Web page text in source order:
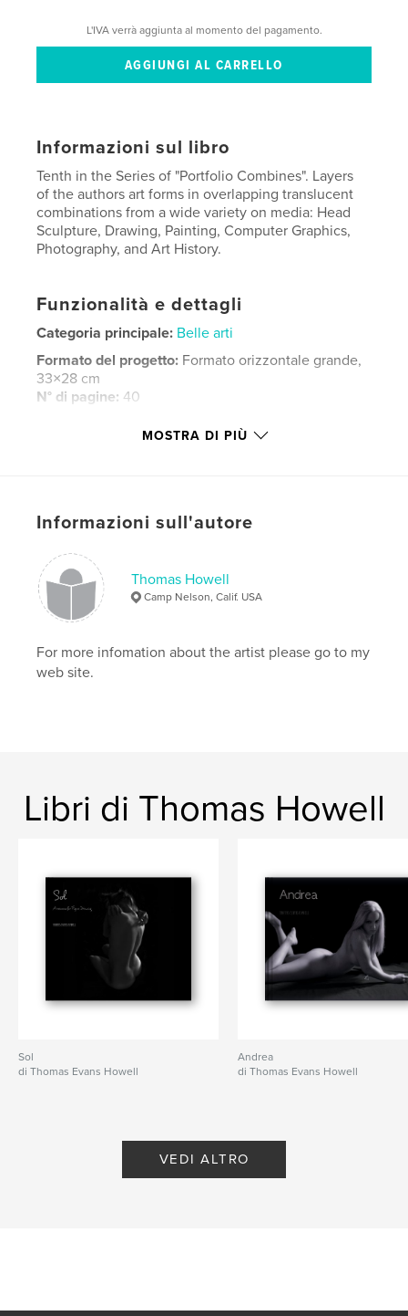
L'IVA verrà aggiunta al momento del pagamento.
Informazioni sul libro
Tenth in the Series of "Portfolio Combines". Layers
of the authors art forms in overlapping translucent
combinations from a wide variety on media: Head
Sculpture, Drawing, Painting, Computer Graphics,
Photography, and Art History.
Funzionalità e dettagli
Categoria principale: Belle arti
Formato del progetto: Formato orizzontale grande,
33×28 cm
N° di pagine: 40
lug 28, 2010
Graphics Art , Portfolios
MOSTRA DI PIÙ
Informazioni sull'autore
Thomas Howell
Camp Nelson, Calif. USA
For more infomation about the artist please go to my
web site.
Libri di Thomas Howell
Sol
di Thomas Evans Howell
Andrea
di Thomas Evans Howell
VEDI ALTRO